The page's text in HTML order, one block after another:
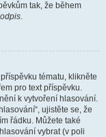
tak, že během
.
tématu, klikněte
pro text příspěvku.
k vytvoření hlasování.
ujistěte se, že
řádku. Můžete také
vybrat (v poli